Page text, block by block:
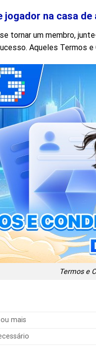
jogador na casa de
tornar um membro,
Aqueles Termos
Termos e
mais